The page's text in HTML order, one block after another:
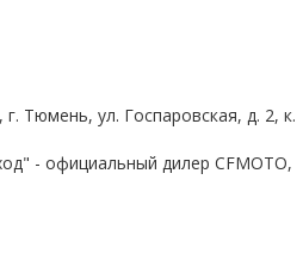
Тюмень, ул. Госпаровская, д. 2, к.
- официальный дилер CFMOTO,